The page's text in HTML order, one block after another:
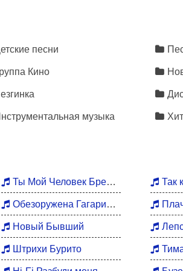
песни
Кино
музыка
Ты Мой Человек Брежнева
Обезоружена Гагарина
Новый Бывший
Штрихи Бурито
Так